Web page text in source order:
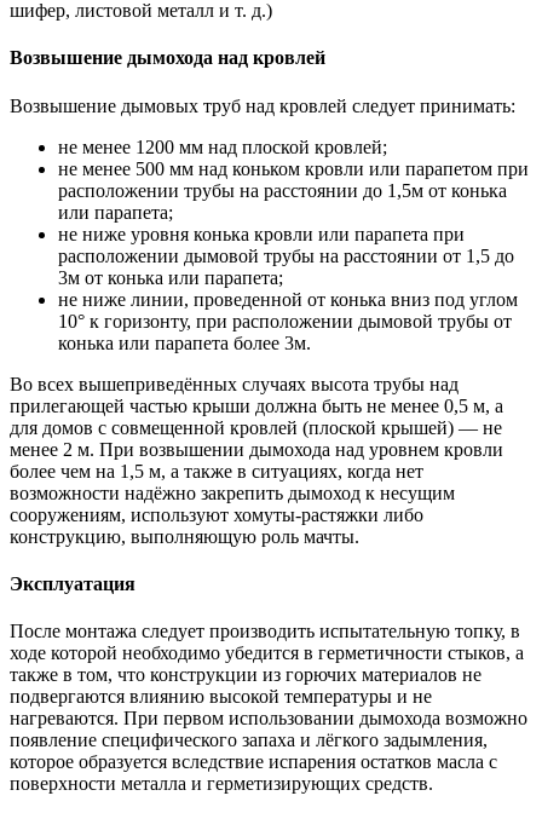
шифер, листовой металл и т. д.)
Возвышение дымохода над кровлей
Возвышение дымовых труб над кровлей следует принимать:
не менее 1200 мм над плоской кровлей;
не менее 500 мм над коньком кровли или парапетом при
расположении трубы на расстоянии до 1,5м от конька
или парапета;
не ниже уровня конька кровли или парапета при
расположении дымовой трубы на расстоянии от 1,5 до
3м от конька или парапета;
не ниже линии, проведенной от конька вниз под углом
10° к горизонту, при расположении дымовой трубы от
конька или парапета более 3м.
Во всех вышеприведённых случаях высота трубы над
прилегающей частью крыши должна быть не менее 0,5 м, а
для домов с совмещенной кровлей (плоской крышей) — не
менее 2 м. При возвышении дымохода над уровнем кровли
более чем на 1,5 м, а также в ситуациях, когда нет
возможности надёжно закрепить дымоход к несущим
сооружениям, используют хомуты-растяжки либо
конструкцию, выполняющую роль мачты.
Эксплуатация
После монтажа следует производить испытательную топку, в
ходе которой необходимо убедится в герметичности стыков, а
также в том, что конструкции из горючих материалов не
подвергаются влиянию высокой температуры и не
нагреваются. При первом использовании дымохода возможно
появление специфического запаха и лёгкого задымления,
которое образуется вследствие испарения остатков масла с
поверхности металла и герметизирующих средств.